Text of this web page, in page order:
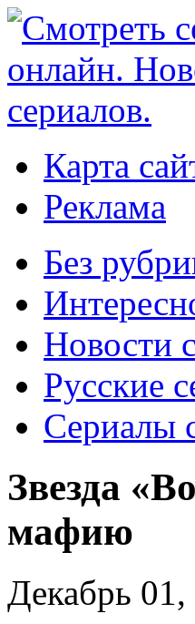
Карта
Реклама
Без
Новости
Русские
Сериалы
Звезда
мафию
Декабрь